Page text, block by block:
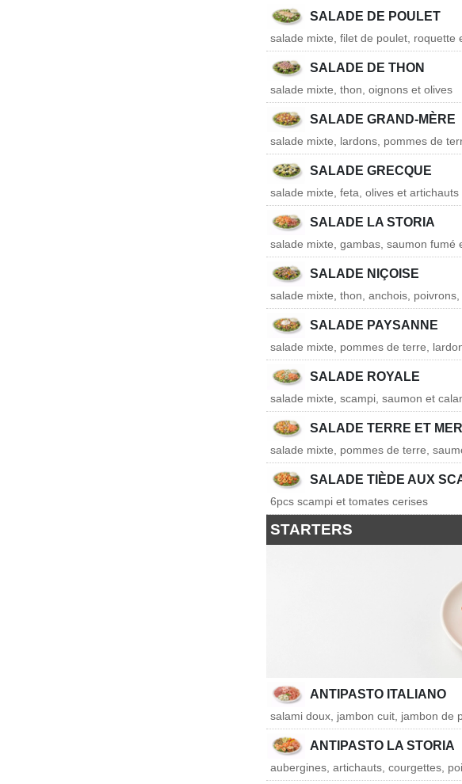
SALADE DE POULET
salade mixte, filet de poulet, roquette
SALADE DE THON
salade mixte, thon, oignons et olives
SALADE GRAND-MÈRE
salade mixte, lardons, pommes de
SALADE GRECQUE
salade mixte, feta, olives et artichauts
SALADE LA STORIA
salade mixte, gambas, saumon fumé
SALADE NIÇOISE
salade mixte, thon, anchois,
SALADE PAYSANNE
salade mixte, pommes de terre,
SALADE ROYALE
salade mixte, scampi, saumon et
SALADE TERRE ET MER
salade mixte, pommes de terre,
SALADE TIÈDE AUX
6pcs scampi et tomates cerises
STARTERS
ANTIPASTO ITALIANO
salami doux, jambon cuit, jambon de
ANTIPASTO LA STORIA
aubergines, artichauts, courgettes,